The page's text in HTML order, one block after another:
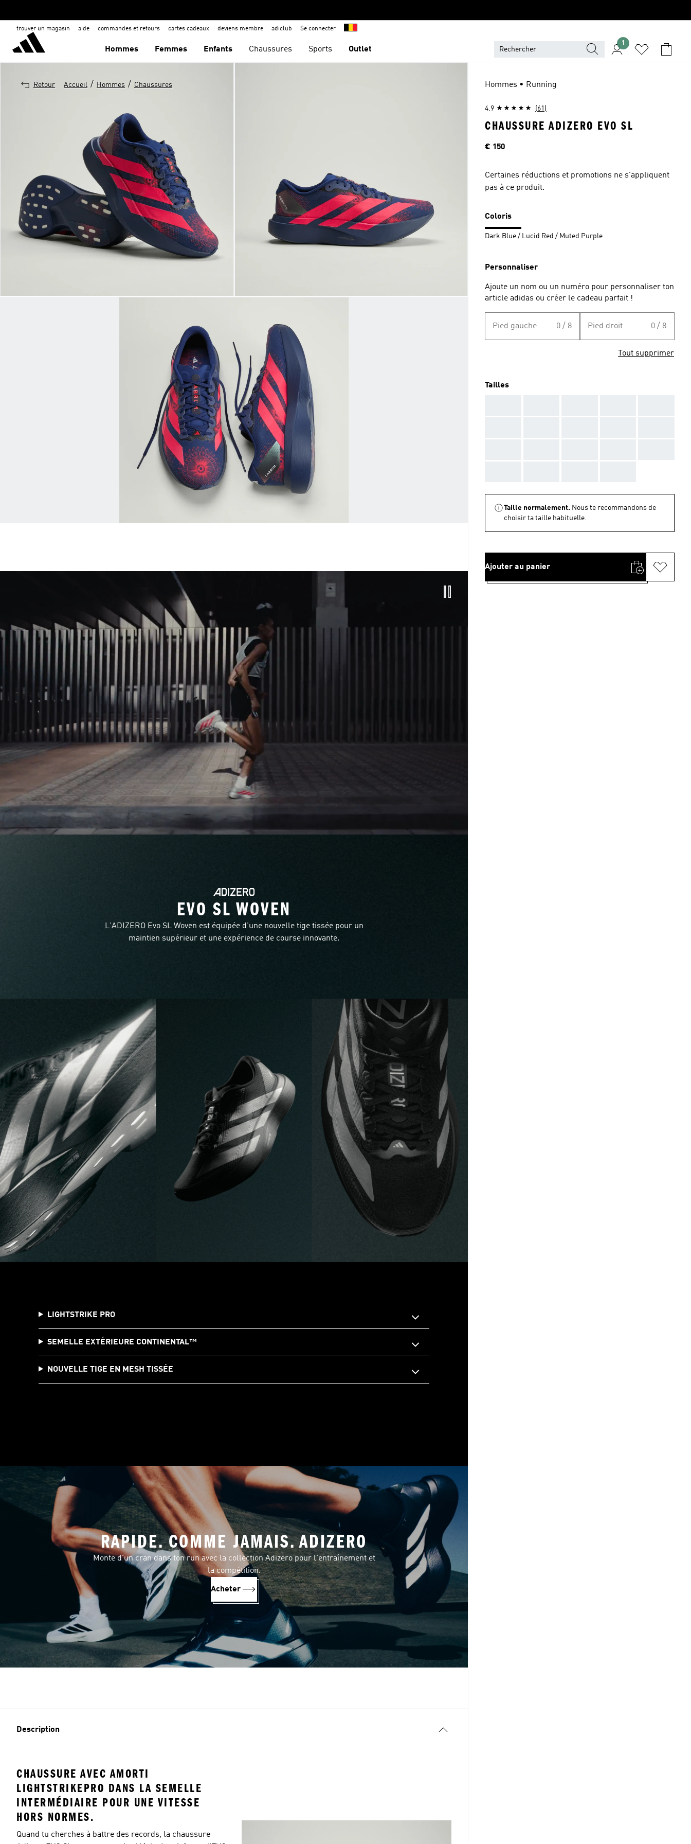
trouver un magasin aide commandes et retours cartes cadeaux deviens membre adiclub Se connecter
Hommes Femmes Enfants Chaussures Sports Outlet
1
Retour Accueil / Hommes / Chaussures
EVO SL WOVEN
L'ADIZERO Evo SL Woven est équipée d'une nouvelle tige tissée pour un
maintien supérieur et une expérience de course innovante.
LIGHTSTRIKE PRO
SEMELLE EXTÉRIEURE CONTINENTAL™️
NOUVELLE TIGE EN MESH TISSÉE
RAPIDE. COMME JAMAIS. ADIZERO
Monte d'un cran dans ton run avec la collection Adizero pour l'entraînement et
la compétition.
Acheter
Description
CHAUSSURE AVEC AMORTI
LIGHTSTRIKEPRO DANS LA SEMELLE
INTERMÉDIAIRE POUR UNE VITESSE
HORS NORMES.
Quand tu cherches à battre des records, la chaussure
Hommes • Running
4.9 (61)
CHAUSSURE ADIZERO EVO SL
Price
€ 150
Certaines réductions et promotions ne s'appliquent
pas à ce produit.
Coloris
Dark Blue / Lucid Red / Muted Purple
Personnaliser
Ajoute un nom ou un numéro pour personnaliser ton
article adidas ou créer le cadeau parfait !
Pied gauche 0 / 8 Pied droit 0 / 8
Tout supprimer
Tailles
Taille normalement. Nous te recommandons de
choisir ta taille habituelle.
Ajouter au panier